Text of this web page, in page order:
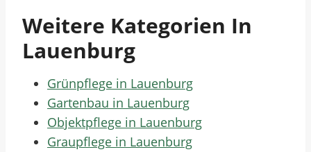
Weitere Kategorien In
Lauenburg
Grünpflege in Lauenburg
Gartenbau in Lauenburg
Objektpflege in Lauenburg
Graupflege in Lauenburg